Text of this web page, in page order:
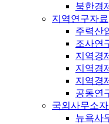
북한경
지역연구자료
주력산
조사연
지역경
지역경
지역경
공동연
국외사무소
뉴욕사